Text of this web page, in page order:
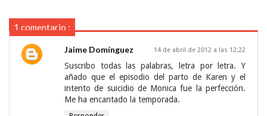
1 comentario :
Jaime Domínguez 14 de abril de 2012 a las 12:22
Suscribo todas las palabras, letra por letra. Y
añado que el episodio del parto de Karen y el
intento de suicidio de Monica fue la perfección.
Me ha encantado la temporada.